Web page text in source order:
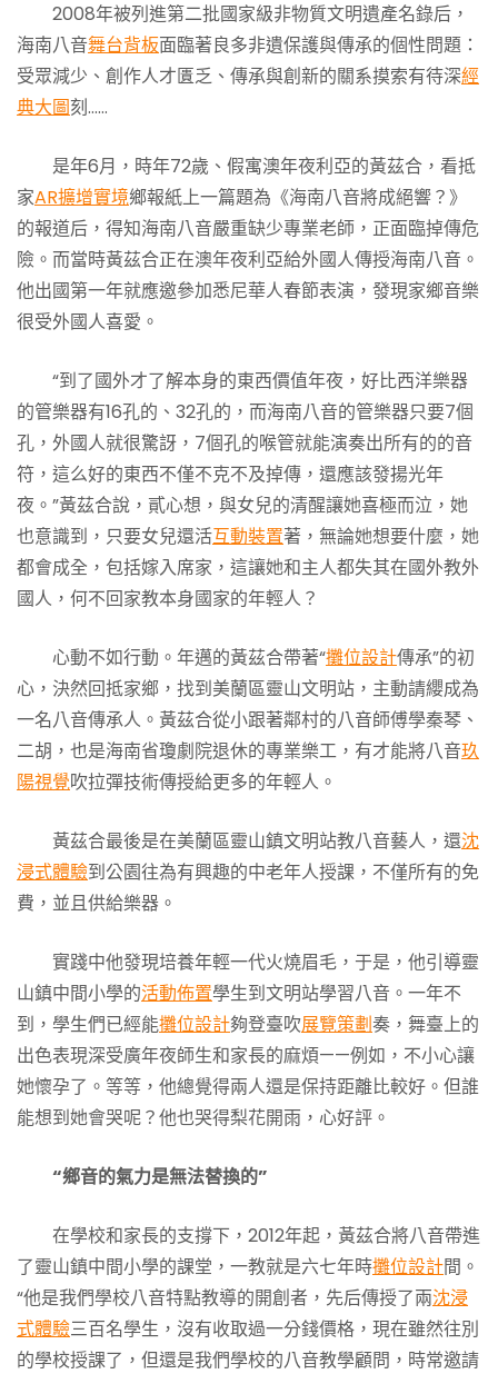
2008年被列進第二批國家級非物質文明遺產名錄后，
海南八音舞台背板面臨著良多非遺保護與傳承的個性問題：
受眾減少、創作人才匱乏、傳承與創新的關系摸索有待深經
典大圖刻……
是年6月，時年72歲、假寓澳年夜利亞的黃茲合，看抵
家AR擴增實境鄉報紙上一篇題為《海南八音將成絕響？》
的報道后，得知海南八音嚴重缺少專業老師，正面臨掉傳危
險。而當時黃茲合正在澳年夜利亞給外國人傳授海南八音。
他出國第一年就應邀參加悉尼華人春節表演，發現家鄉音樂
很受外國人喜愛。
“到了國外才了解本身的東西價值年夜，好比西洋樂器
的管樂器有16孔的、32孔的，而海南八音的管樂器只要7個
孔，外國人就很驚訝，7個孔的喉管就能演奏出所有的的音
符，這么好的東西不僅不克不及掉傳，還應該發揚光年
夜。”黃茲合說，貳心想，與女兒的清醒讓她喜極而泣，她
也意識到，只要女兒還活互動裝置著，無論她想要什麼，她
都會成全，包括嫁入席家，這讓她和主人都失其在國外教外
國人，何不回家教本身國家的年輕人？
心動不如行動。年邁的黃茲合帶著“攤位設計傳承”的初
心，決然回抵家鄉，找到美蘭區靈山文明站，主動請纓成為
一名八音傳承人。黃茲合從小跟著鄰村的八音師傅學秦琴、
二胡，也是海南省瓊劇院退休的專業樂工，有才能將八音玖
陽視覺吹拉彈技術傳授給更多的年輕人。
黃茲合最後是在美蘭區靈山鎮文明站教八音藝人，還沈
浸式體驗到公園往為有興趣的中老年人授課，不僅所有的免
費，並且供給樂器。
實踐中他發現培養年輕一代火燒眉毛，于是，他引導靈
山鎮中間小學的活動佈置學生到文明站學習八音。一年不
到，學生們已經能攤位設計夠登臺吹展覽策劃奏，舞臺上的
出色表現深受廣年夜師生和家長的麻煩——例如，不小心讓
她懷孕了。等等，他總覺得兩人還是保持距離比較好。但誰
能想到她會哭呢？他也哭得梨花開雨，心好評。
“鄉音的氣力是無法替換的”
在學校和家長的支撐下，2012年起，黃茲合將八音帶進
了靈山鎮中間小學的課堂，一教就是六七年時攤位設計間。
“他是我們學校八音特點教導的開創者，先后傳授了兩沈浸
式體驗三百名學生，沒有收取過一分錢價格，現在雖然往別
的學校授課了，但還是我們學校的八音教學顧問，時常邀請